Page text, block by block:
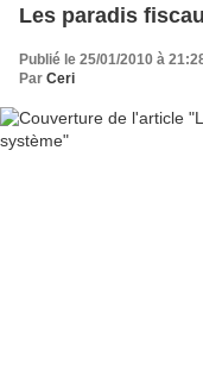
Les paradis
Publié le 25/01/2010 à
Par Ceri